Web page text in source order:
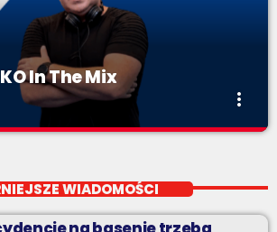
In The Mix
more_vert
beatów.
WIADOMOŚCI